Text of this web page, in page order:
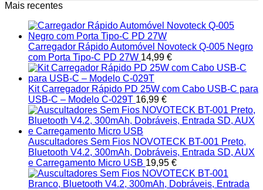
Mais recentes
Carregador Rápido Automóvel Novoteck Q-005 Negro
com Porta Tipo-C PD 27W 14,99 €
Kit Carregador Rápido PD 25W com Cabo USB-C para
USB-C – Modelo C-029T 16,99 €
Auscultadores Sem Fios NOVOTECK BT-001 Preto,
Bluetooth V4.2, 300mAh, Dobráveis, Entrada SD, AUX
e Carregamento Micro USB 19,95 €